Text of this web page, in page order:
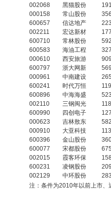
002068
黑猫股份
000158
常山股份
600657
信达地产
002211
宏达新材
600710
常林股份
600583
海油工程
000610
西安旅游
600797
浙大网新
000961
中南建设
600241
时代万恒
600896
中海海盛
002110
三钢闽光
600990
四创电子
000623
吉林敖东
000910
大亚科技
600396
金山股份
600077
宋都股份
002015
霞客环保
600231
凌钢股份
002129
中环股份
注：条件为2010年以前上市、